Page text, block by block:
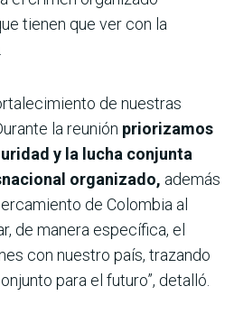
tienen que ver con la
de nuestras
la reunión priorizamos
y la lucha conjunta
organizado, además
de Colombia al
de manera específica, el
con nuestro país, trazando
para el futuro”, detalló.